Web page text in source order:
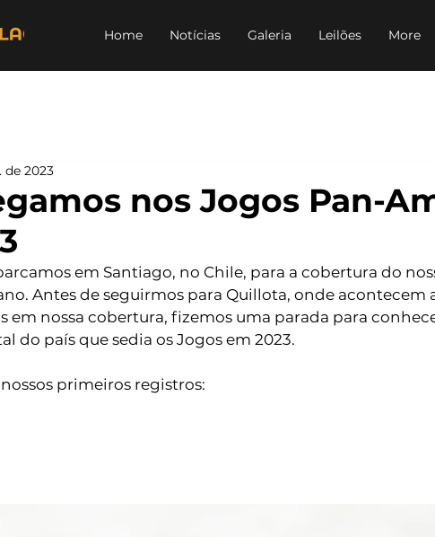
Home Notícias Galeria Leilões More
nos Jogos Pan-
de 2023
em Santiago, no Chile, para a cobertura do
Antes de seguirmos para Quillota, onde acontecem
em nossa cobertura, fizemos uma parada para
do país que sedia os Jogos em 2023.
primeiros registros: